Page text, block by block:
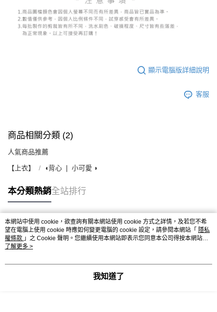
顯示電腦版詳細說明
客服
商品相關分類 (2)
人氣商品推薦
【上衣】 ◖背心 ❘ 小可愛 ◗
本分類熱銷全站排行
熱門標籤
本網站中使用 cookie，欲查詢有關本網站使用 cookie 方式之詳情，及若您不希
望在電腦上使用 cookie 時應如何變更電腦的 cookie 設定，請參閱本網站「 隱私
權條款 」之 Cookie 聲明。您繼續使用本網站即表示您同意本公司得按本網站使
用條款之 Cookie 聲明使用 cookie。
了解更多 >
我知道了